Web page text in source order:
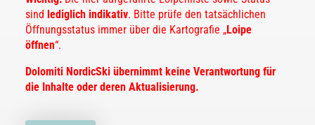
sind lediglich indikativ. Bitte prüfe den tatsächlichen
Öffnungsstatus immer über die Kartografie „Loipe
öffnen“.
Dolomiti NordicSki übernimmt keine Verantwortung für
die Inhalte oder deren Aktualisierung.